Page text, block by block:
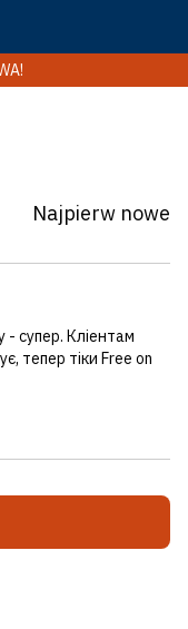
Najpierw nowe
- супер. Кліентам
тепер тіки Free on